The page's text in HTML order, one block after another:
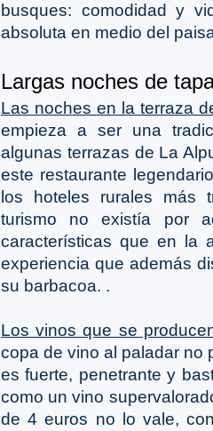
busques: comodidad y
absoluta en medio del
Largas noches de
Las noches en la terraza
empieza a ser una
algunas terrazas de La
este restaurante
los hoteles rurales más
turismo no existía por
características que en la
experiencia que además
su barbacoa. .
Los vinos que se
copa de vino al paladar no
es fuerte, penetrante y
como un vino
de 4 euros no lo vale,